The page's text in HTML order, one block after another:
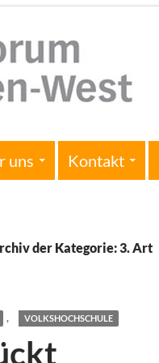
uns Kontakt
der Kategorie: 3. Art
, VOLKSHOCHSCHULE